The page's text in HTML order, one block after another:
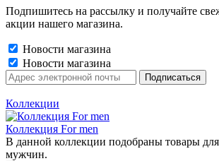
Подпишитесь на рассылку и получайте
акции нашего магазина.
Новости магазина
Новости магазина
Коллекции
Коллекция For men
В данной коллекции подобраны товары
мужчин.